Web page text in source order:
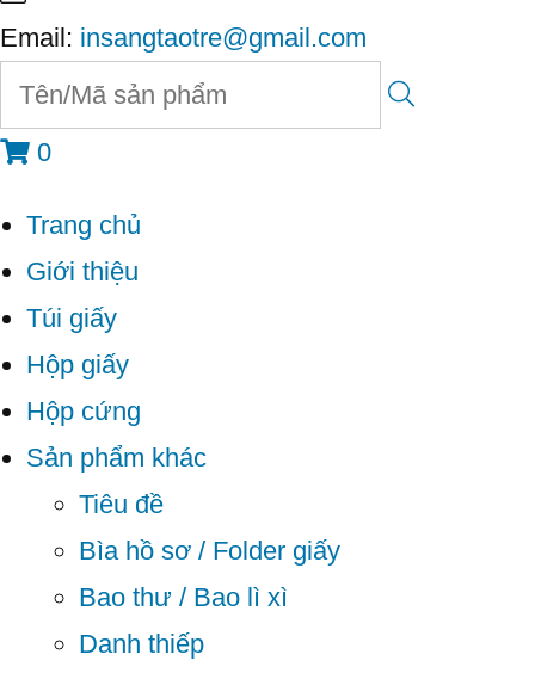
Email: insangtaotre@gmail.com
0
Trang chủ
Giới thiệu
Túi giấy
Hộp giấy
Hộp cứng
Sản phẩm khác
Tiêu đề
Bìa hồ sơ / Folder giấy
Bao thư / Bao lì xì
Danh thiếp